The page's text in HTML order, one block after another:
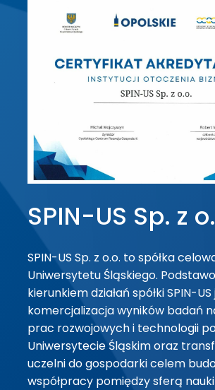
SPIN-US Sp. z
SPIN-US Sp. z o.o. to spółka
Uniwersytetu Śląskiego.
kierunkiem działań spółki SPIN-
komercjalizacja wyników badań
prac rozwojowych i technologii
Uniwersytecie Śląskim oraz
uczelni do gospodarki celem
współpracy pomiędzy sferą nauki